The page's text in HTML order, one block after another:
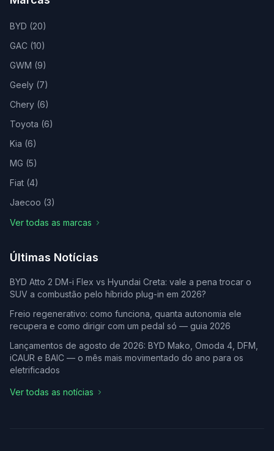
BYD (20)
GAC (10)
GWM (9)
Geely (7)
Chery (6)
Toyota (6)
Kia (6)
MG (5)
Fiat (4)
Jaecoo (3)
Ver todas as marcas
Últimas Notícias
BYD Atto 2 DM-i Flex vs Hyundai Creta: vale a pena trocar o
SUV a combustão pelo híbrido plug-in em 2026?
Freio regenerativo: como funciona, quanta autonomia ele
recupera e como dirigir com um pedal só — guia 2026
Lançamentos de agosto de 2026: BYD Mako, Omoda 4, DFM,
iCAUR e BAIC — o mês mais movimentado do ano para os
eletrificados
Ver todas as notícias